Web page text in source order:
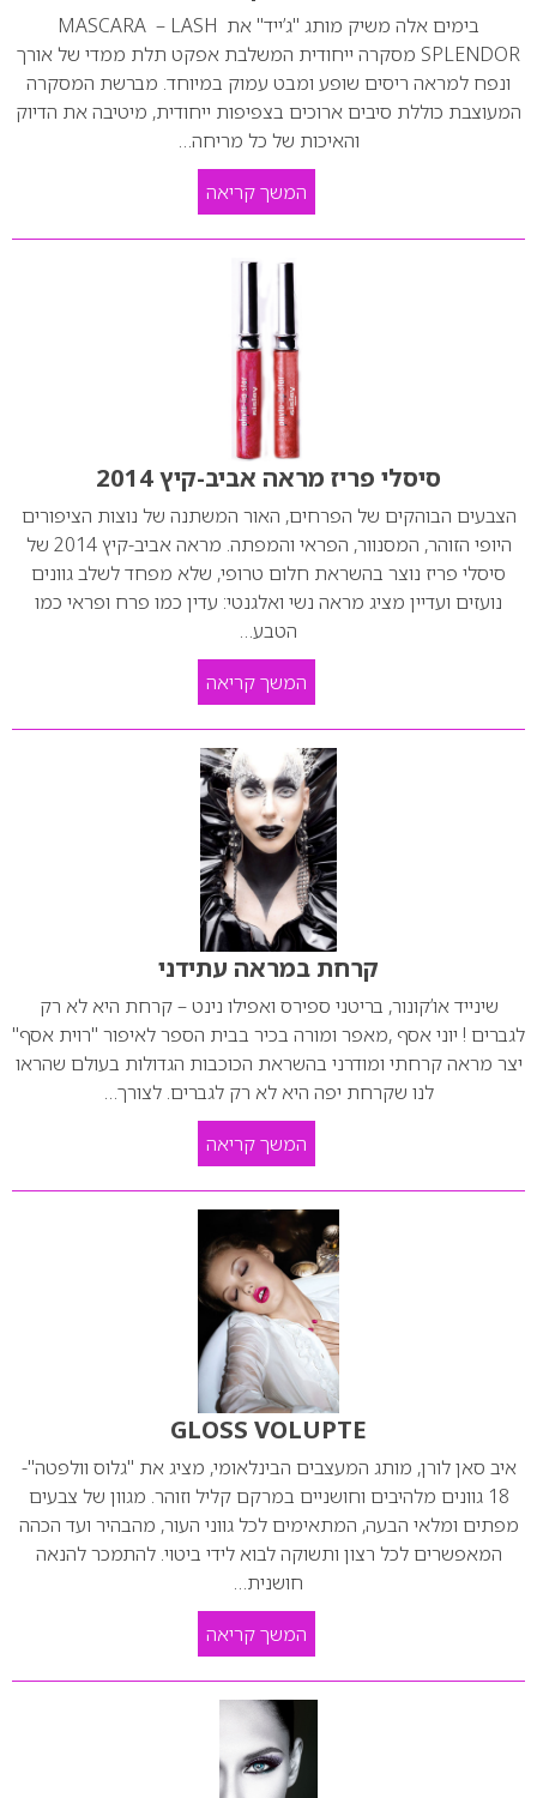
בימים אלה משיק מותג "ג’ייד" את MASCARA – LASH
SPLENDOR מסקרה ייחודית המשלבת אפקט תלת ממדי של אורך
ונפח למראה ריסים שופע ומבט עמוק במיוחד. מברשת המסקרה
המעוצבת כוללת סיבים ארוכים בצפיפות ייחודית, מיטיבה את הדיוק
והאיכות של כל מריחה…
המשך קריאה
סיסלי פריז מראה אביב-קיץ 2014
הצבעים הבוהקים של הפרחים, האור המשתנה של נוצות הציפורים
היופי הזוהר, המסנוור, הפראי והמפתה. מראה אביב-קיץ 2014 של
סיסלי פריז נוצר בהשראת חלום טרופי, שלא מפחד לשלב גוונים
נועזים ועדיין מציג מראה נשי ואלגנטי: עדין כמו פרח ופראי כמו
הטבע…
המשך קריאה
קרחת במראה עתידני
שינייד או’קונור, בריטני ספירס ואפילו נינט – קרחת היא לא רק
לגברים ! יוני אסף ,מאפר ומורה בכיר בבית הספר לאיפור "רוית אסף"
יצר מראה קרחתי ומודרני בהשראת הכוכבות הגדולות בעולם שהראו
לנו שקרחת יפה היא לא רק לגברים. לצורך…
המשך קריאה
GLOSS VOLUPTE
איב סאן לורן, מותג המעצבים הבינלאומי, מציג את "גלוס וולפטה"-
18 גוונים מלהיבים וחושניים במרקם קליל וזוהר. מגוון של צבעים
מפתים ומלאי הבעה, המתאימים לכל גווני העור, מהבהיר ועד הכהה
המאפשרים לכל רצון ותשוקה לבוא לידי ביטוי. להתמכר להנאה
חושנית…
המשך קריאה